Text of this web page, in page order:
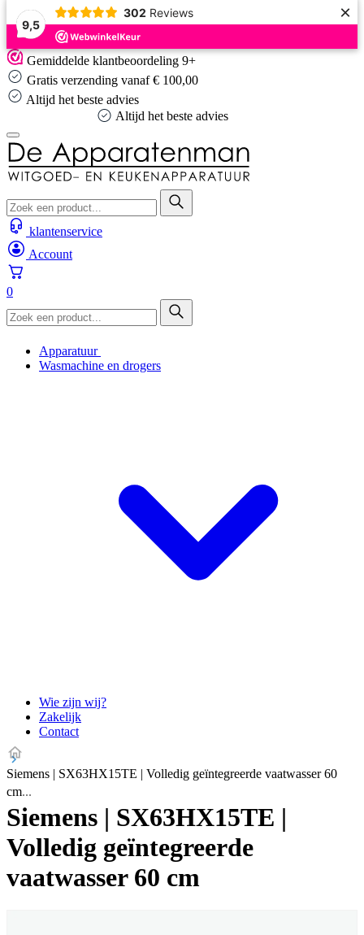
9,5
302 Reviews ×
Skip
to
content
Gemiddelde klantbeoordeling 9+
Gratis verzending vanaf € 100,00
Altijd het beste advies
Altijd het beste advies
klantenservice
Account
0
Apparatuur
Wasmachine en drogers
Wie zijn wij?
Zakelijk
Contact
Siemens | SX63HX15TE | Volledig geïntegreerde vaatwasser 60
cm
Siemens | SX63HX15TE |
Volledig geïntegreerde
vaatwasser 60 cm